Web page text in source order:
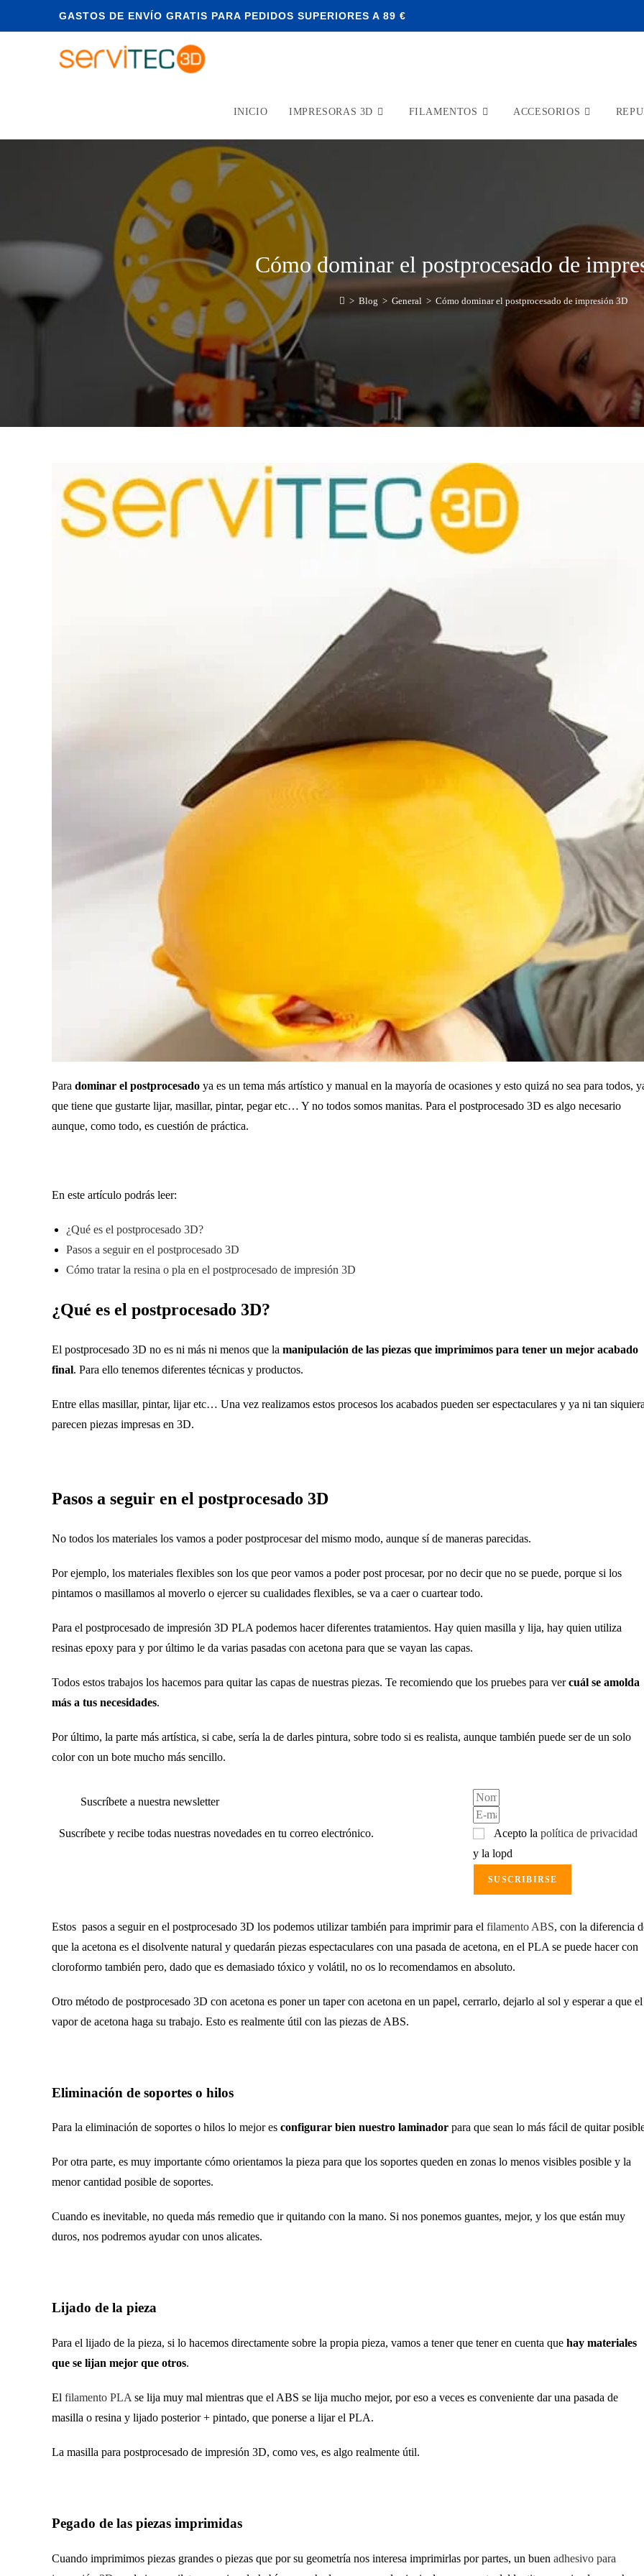
GASTOS DE ENVÍO GRATIS PARA PEDIDOS SUPERIORES A 89 €
INICIO IMPRESORAS 3D FILAMENTOS ACCESORIOS
Cómo dominar el postprocesado de
> Blog > General > Cómo dominar el postprocesado de impresión 3D
Para dominar el postprocesado ya es un tema más artístico y manual en la mayoría de ocasiones y esto quizá no sea para todos,
que tiene que gustarte lijar, masillar, pintar, pegar etc… Y no todos somos manitas. Para el postprocesado 3D es algo necesario
aunque, como todo, es cuestión de práctica.
En este artículo podrás leer:
¿Qué es el postprocesado 3D?
Pasos a seguir en el postprocesado 3D
Cómo tratar la resina o pla en el postprocesado de impresión 3D
¿Qué es el postprocesado 3D?
El postprocesado 3D no es ni más ni menos que la manipulación de las piezas que imprimimos para tener un mejor acabado
final. Para ello tenemos diferentes técnicas y productos.
Entre ellas masillar, pintar, lijar etc… Una vez realizamos estos procesos los acabados pueden ser espectaculares y ya ni tan
parecen piezas impresas en 3D.
Pasos a seguir en el postprocesado 3D
No todos los materiales los vamos a poder postprocesar del mismo modo, aunque sí de maneras parecidas.
Por ejemplo, los materiales flexibles son los que peor vamos a poder post procesar, por no decir que no se puede, porque si los
pintamos o masillamos al moverlo o ejercer su cualidades flexibles, se va a caer o cuartear todo.
Para el postprocesado de impresión 3D PLA podemos hacer diferentes tratamientos. Hay quien masilla y lija, hay quien utiliza
resinas epoxy para y por último le da varias pasadas con acetona para que se vayan las capas.
Todos estos trabajos los hacemos para quitar las capas de nuestras piezas. Te recomiendo que los pruebes para vercuál se amolda
más a tus necesidades.
Por último, la parte más artística, si cabe, sería la de darles pintura, sobre todo si es realista, aunque también puede ser de un solo
color con un bote mucho más sencillo.
Suscríbete a nuestra newsletter
Suscríbete y recibe todas nuestras novedades en tu correo electrónico. Acepto lapolítica de privacidad
y la lopd
SUSCRIBIRSE
Estos pasos a seguir en el postprocesado 3D los podemos utilizar también para imprimir para el filamento ABS, con la diferencia
que la acetona es el disolvente natural y quedarán piezas espectaculares con una pasada de acetona, en el PLA se puede hacer con
cloroformo también pero, dado que es demasiado tóxico y volátil, no os lo recomendamos en absoluto.
Otro método de postprocesado 3D con acetona es poner un taper con acetona en un papel, cerrarlo, dejarlo al sol y esperar a que el
vapor de acetona haga su trabajo. Esto es realmente útil con las piezas de ABS.
Eliminación de soportes o hilos
Para la eliminación de soportes o hilos lo mejor es configurar bien nuestro laminador para que sean lo más fácil de quitar
Por otra parte, es muy importante cómo orientamos la pieza para que los soportes queden en zonas lo menos visibles posible y la
menor cantidad posible de soportes.
Cuando es inevitable, no queda más remedio que ir quitando con la mano. Si nos ponemos guantes, mejor, y los que están muy
duros, nos podremos ayudar con unos alicates.
Lijado de la pieza
Para el lijado de la pieza, si lo hacemos directamente sobre la propia pieza, vamos a tener que tener en cuenta que hay materiales
que se lijan mejor que otros.
El filamento PLA se lija muy mal mientras que el ABS se lija mucho mejor, por eso a veces es conveniente dar una pasada de
masilla o resina y lijado posterior + pintado, que ponerse a lijar el PLA.
La masilla para postprocesado de impresión 3D, como ves, es algo realmente útil.
Pegado de las piezas imprimidas
Cuando imprimimos piezas grandes o piezas que por su geometría nos interesa imprimirlas por partes, un buen adhesivo para